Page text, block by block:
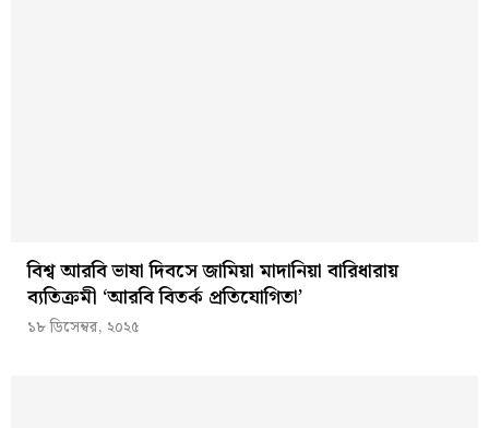
বিশ্ব আরবি ভাষা দিবসে জামিয়া মাদানিয়া বারিধারায়
ব্যতিক্রমী ‘আরবি বিতর্ক প্রতিযোগিতা’
১৮ ডিসেম্বর, ২০২৫